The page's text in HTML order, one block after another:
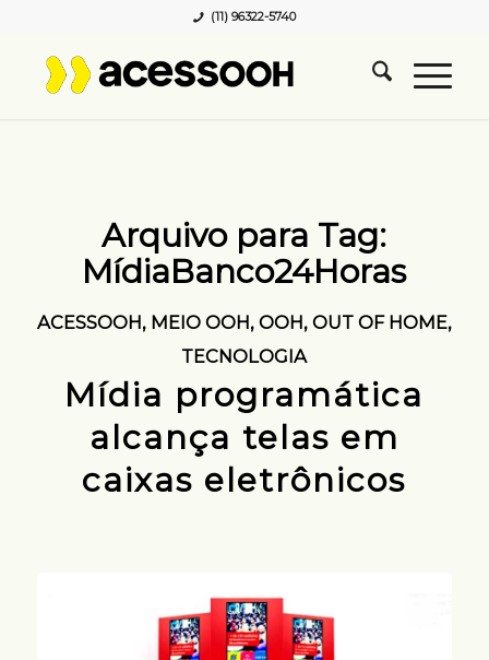
(11) 96322-5740
Arquivo para Tag:
MídiaBanco24Horas
ACESSOOH, MEIO OOH, OOH, OUT OF HOME,
TECNOLOGIA
Mídia programática
alcança telas em
caixas eletrônicos